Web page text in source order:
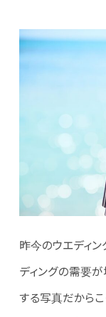
昨今のウエディ
ディングの需要
する写真だから